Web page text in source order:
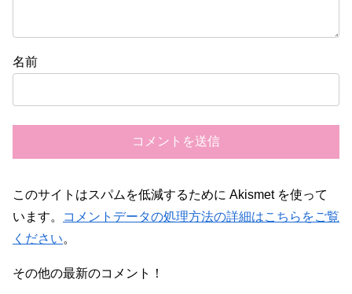
名前
このサイトはスパムを低減するために Akismet を使って
います。
コメントデータの処理方法の詳細はこちらをご覧
ください。
その他の最新のコメント！